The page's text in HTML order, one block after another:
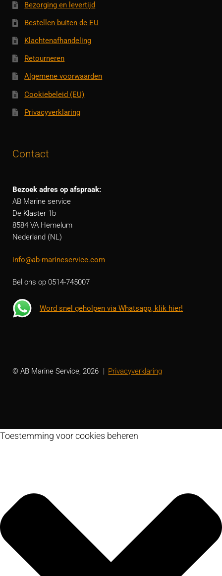
Bezorging en levertijd
Bestellen buiten de EU
Klachtenafhandeling
Retourneren
Algemene voorwaarden
Cookiebeleid (EU)
Privacyverklaring
Contact
Bezoek adres op afspraak:
AB Marine service
De Klaster 1b
8584 VA Hemelum
Nederland (NL)
info@ab-marineservice.com
Bel ons op 0514-745007
Word snel geholpen via Whatsapp, klik hier!
© AB Marine Service, 2026 Privacyverklaring
Toestemming voor cookies beheren